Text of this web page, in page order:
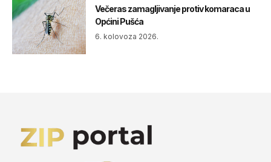
Večeras zamagljivanje protiv komaraca u
Općini Pušća
6. kolovoza 2026.